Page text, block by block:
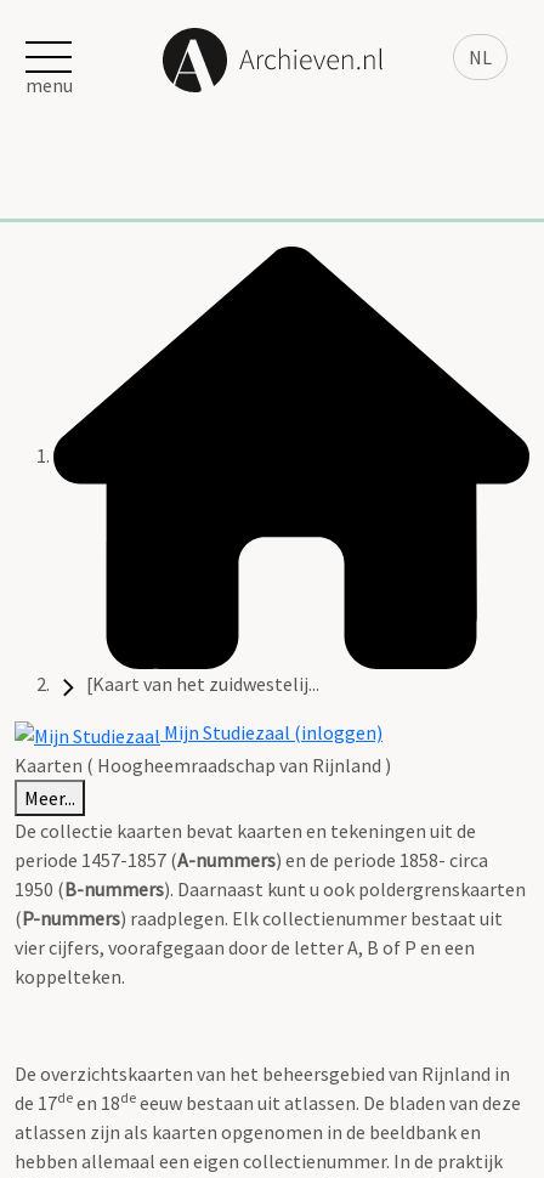
NL
menu
[Kaart van het zuidwestelij...
Mijn Studiezaal (inloggen)
Kaarten ( Hoogheemraadschap van Rijnland )
Meer...
De collectie kaarten bevat kaarten en tekeningen uit de
periode 1457-1857 (A-nummers) en de periode 1858- circa
1950 (B-nummers). Daarnaast kunt u ook poldergrenskaarten
(P-nummers) raadplegen. Elk collectienummer bestaat uit
vier cijfers, voorafgegaan door de letter A, B of P en een
koppelteken.
De overzichtskaarten van het beheersgebied van Rijnland in
de 17de en 18de eeuw bestaan uit atlassen. De bladen van deze
atlassen zijn als kaarten opgenomen in de beeldbank en
hebben allemaal een eigen collectienummer. In de praktijk